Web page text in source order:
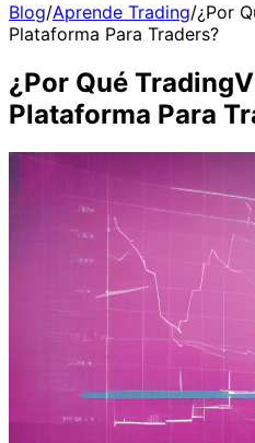
Blog/Aprende Trading/¿Por
Plataforma Para Traders?
¿Por Qué
Plataforma Para